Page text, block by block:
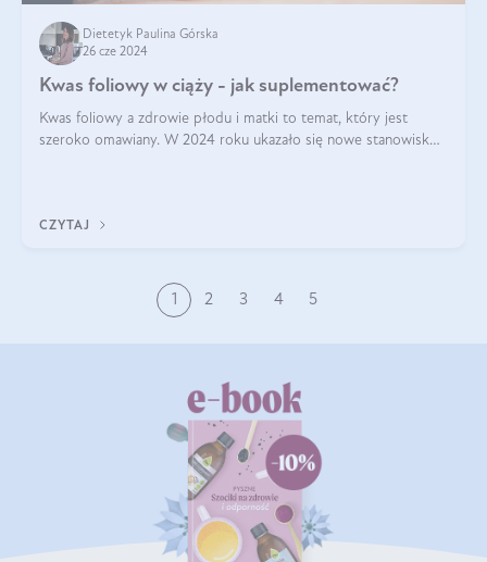
Dietetyk Paulina Górska
26 cze 2024
Kwas foliowy w ciąży - jak suplementować?
Kwas foliowy a zdrowie płodu i matki to temat, który jest
szeroko omawiany. W 2024 roku ukazało się nowe stanowisko
CZYTAJ
1 2 3 4 5